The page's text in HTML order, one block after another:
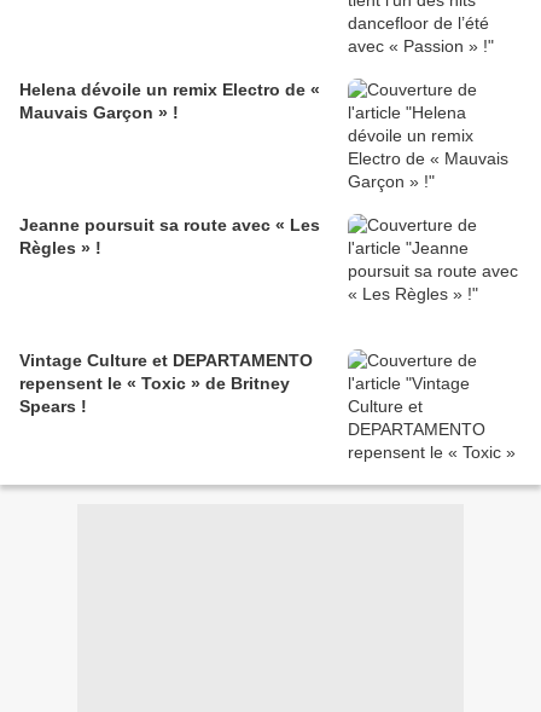
Helena dévoile un remix Electro de «
Mauvais Garçon » !
Jeanne poursuit sa route avec « Les
Règles » !
Vintage Culture et DEPARTAMENTO
repensent le « Toxic » de Britney
Spears !